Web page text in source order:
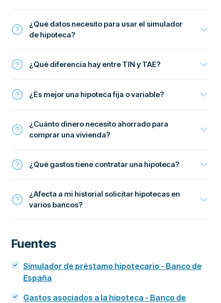
¿Qué datos necesito para usar el simulador
de hipoteca?
¿Qué diferencia hay entre TIN y TAE?
¿Es mejor una hipoteca fija o variable?
¿Cuánto dinero necesito ahorrado para
comprar una vivienda?
¿Qué gastos tiene contratar una hipoteca?
¿Afecta a mi historial solicitar hipotecas en
varios bancos?
Fuentes
Simulador de préstamo hipotecario - Banco de
España
Gastos asociados a la hipoteca - Banco de